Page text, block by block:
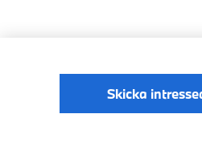
Skicka